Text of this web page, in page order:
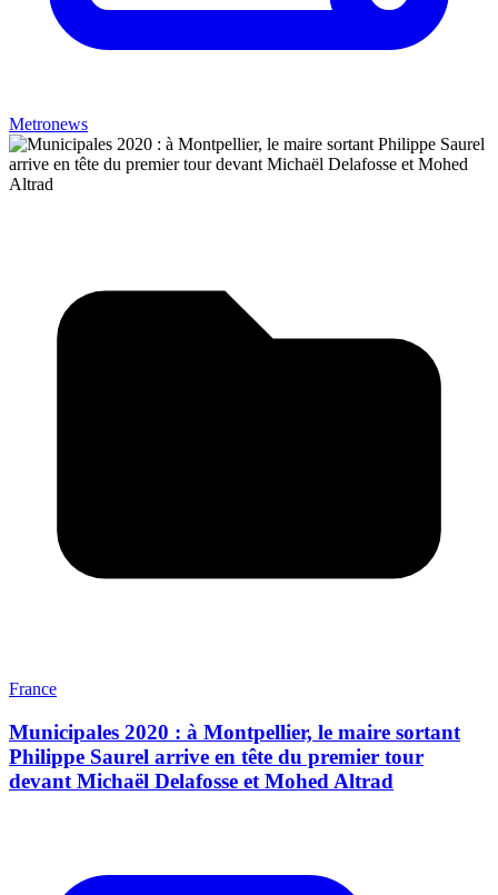
Metronews
France
Municipales 2020 : à Montpellier, le maire sortant
Philippe Saurel arrive en tête du premier tour
devant Michaël Delafosse et Mohed Altrad